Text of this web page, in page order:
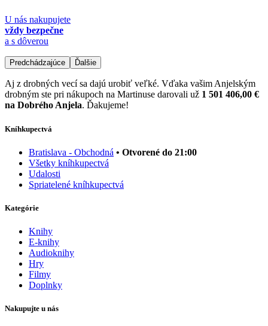
U nás nakupujete
vždy bezpečne
a s dôverou
Predchádzajúce Ďalšie
Aj z drobných vecí sa dajú urobiť veľké. Vďaka vašim Anjelským
drobným ste pri nákupoch na Martinuse darovali už 1 501 406,00 €
na Dobrého Anjela. Ďakujeme!
Kníhkupectvá
Bratislava - Obchodná • Otvorené do 21:00
Všetky kníhkupectvá
Udalosti
Spriatelené kníhkupectvá
Kategórie
Knihy
E-knihy
Audioknihy
Hry
Filmy
Doplnky
Nakupujte u nás